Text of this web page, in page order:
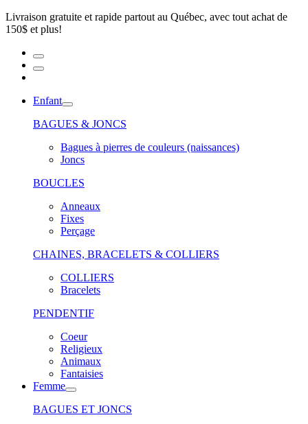
Livraison gratuite et rapide partout au Québec, avec tout achat de
150$ et plus!
Enfant
BAGUES & JONCS
Bagues à pierres de couleurs (naissances)
Joncs
BOUCLES
Anneaux
Fixes
Perçage
CHAINES, BRACELETS & COLLIERS
COLLIERS
Bracelets
PENDENTIF
Coeur
Religieux
Animaux
Fantaisies
Femme
BAGUES ET JONCS